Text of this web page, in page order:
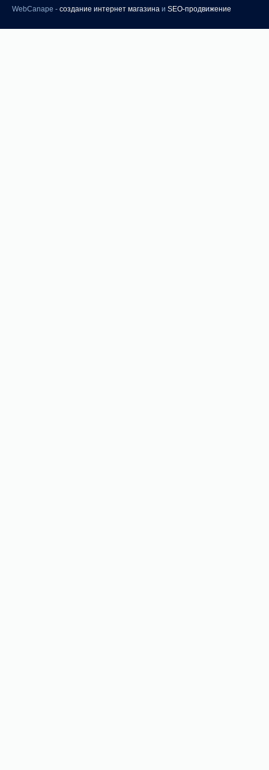
WebCanape - создание интернет магазина и SEO-продвижение